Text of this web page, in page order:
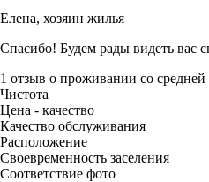
Елена, хозяин жилья
Спасибо! Будем рады видеть вас
1 отзыв о проживании со средней
Чистота
Цена - качество
Качество обслуживания
Расположение
Своевременность заселения
Соответствие фото